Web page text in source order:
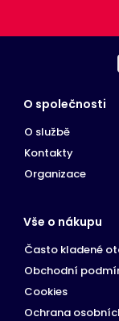
O společnosti
O službě
Kontakty
Organizace
Vše o nákupu
Často kladené
Obchodní
Cookies
Ochrana